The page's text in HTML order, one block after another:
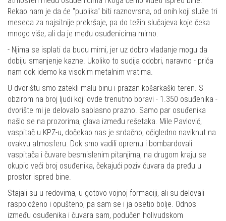
Rekao nam je da će "publika" biti raznovrsna, od onih koji služe tri
meseca za najsitnije prekršaje, pa do težih slučajeva koje čeka
mnogo više, ali da je među osuđenicima mirno.
- Njima se isplati da budu mirni, jer uz dobro vladanje mogu da
dobiju smanjenje kazne. Ukoliko to sudija odobri, naravno - priča
nam dok idemo ka visokim metalnim vratima.
U dvorištu smo zatekli malu binu i prazan košarkaški teren. S
obzirom na broj ljudi koji ovde trenutno boravi - 1.350 osuđenika -
dvorište mi je delovalo sablasno prazno. Samo par osuđenika
našlo se na prozorima, glava između rešetaka. Mile Pavlović,
vaspitač u KPZ-u, dočekao nas je srdačno, očigledno naviknut na
ovakvu atmosferu. Dok smo vadili opremu i bombardovali
vaspitača i čuvare besmislenim pitanjima, na drugom kraju se
okupio veći broj osuđenika, čekajući poziv čuvara da pređu u
prostor ispred bine.
Stajali su u redovima, u gotovo vojnoj formaciji, ali su delovali
raspoloženo i opušteno, pa sam se i ja osetio bolje. Odnos
između osuđenika i čuvara sam, podučen holivudskom